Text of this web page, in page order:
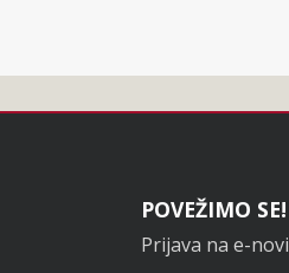
POVEŽIMO SE!
Prijava na e-